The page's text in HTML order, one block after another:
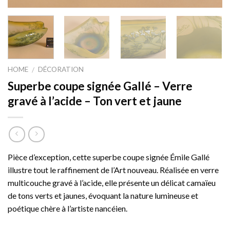
HOME / DÉCORATION
Superbe coupe signée Gallé – Verre
gravé à l’acide – Ton vert et jaune
Pièce d’exception, cette superbe coupe signée Émile Gallé
illustre tout le raffinement de l’Art nouveau. Réalisée en verre
multicouche gravé à l’acide, elle présente un délicat camaïeu
de tons verts et jaunes, évoquant la nature lumineuse et
poétique chère à l’artiste nancéien.